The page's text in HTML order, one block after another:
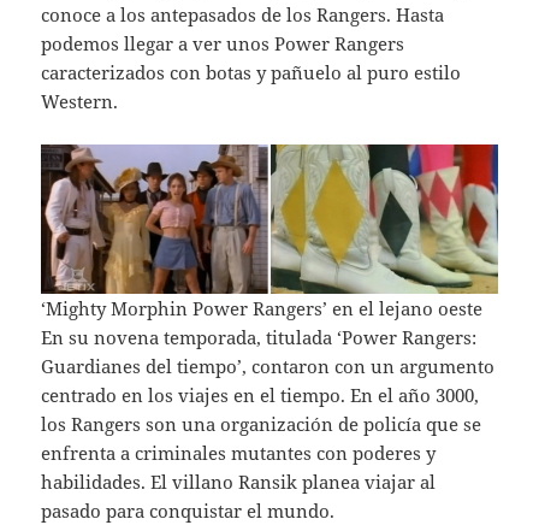
conoce a los antepasados de los Rangers. Hasta
podemos llegar a ver unos Power Rangers
caracterizados con botas y pañuelo al puro estilo
Western.
‘Mighty Morphin Power Rangers’ en el lejano oeste
En su novena temporada, titulada ‘Power Rangers:
Guardianes del tiempo’, contaron con un argumento
centrado en los viajes en el tiempo. En el año 3000,
los Rangers son una organización de policía que se
enfrenta a criminales mutantes con poderes y
habilidades. El villano Ransik planea viajar al
pasado para conquistar el mundo.